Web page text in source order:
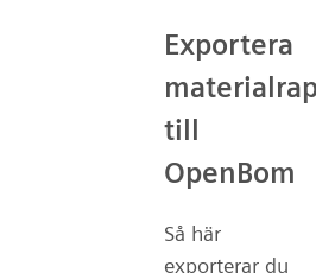
Exportera
till
OpenBom
Så här
exporterar du